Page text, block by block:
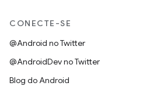
CONECTE-SE
@Android no Twitter
@AndroidDev no Twitter
Blog do Android